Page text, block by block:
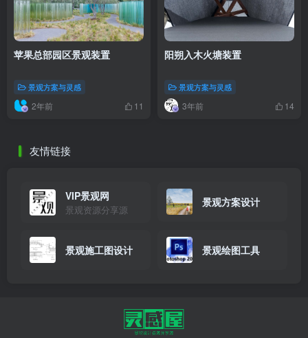
苹果总部园区景观装置
景观方案与灵感
2年前 11
阳朔入木火塘装置
景观方案与灵感
3年前 14
友情链接
VIP景观网
景观资源分享源
景观方案设计
景观施工图设计 景观绘图工具